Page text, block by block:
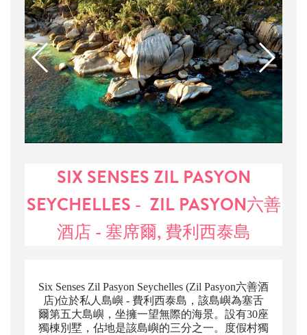
SIX SENSES ZIL PASYON
SEYCHELLES - ZIL PASYON六善
酒店 - 塞席爾, 費利西泰島
Six Senses Zil Pasyon Seychelles (Zil Pasyon六善酒
店)位於私人島嶼 - 費利西泰島，該島嶼為塞舌
爾第五大島嶼，坐擁一望無際的海景。設有30座
獨棟別墅，佔地是該島嶼的三分之一。度假村獨